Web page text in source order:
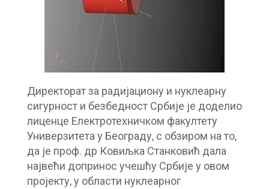
Директорат за радијациону и нуклеарну
сигурност и безбедност Србије је доделио
лиценце Електротехничком факултету
Универзитета у Београду, с обзиром на то,
да је проф. др Ковиљка Станковић дала
највећи допринос учешћу Србије у овом
пројекту, у области нуклеарног